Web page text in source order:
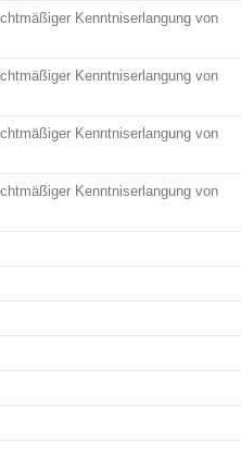
Kenntniserlangung von
Kenntniserlangung von
Kenntniserlangung von
Kenntniserlangung von